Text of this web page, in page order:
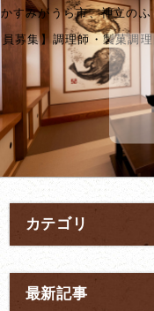
かすみがうら市、神立の
員募集】調理師・製菓調
カテゴリ
最新記事